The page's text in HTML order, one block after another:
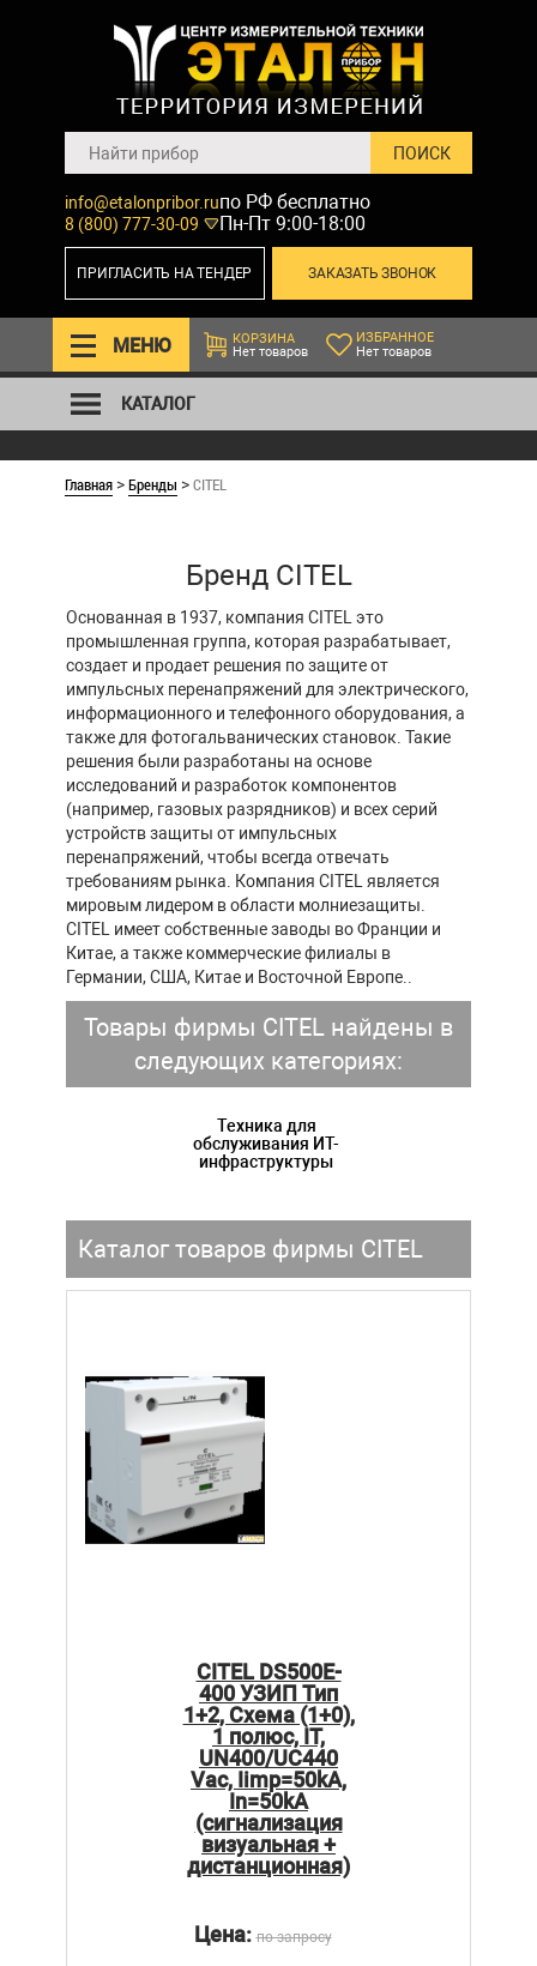
info@etalonpribor.ru
8 (800) 777-30-09
по РФ бесплатно
Пн-Пт 9:00-18:00
ЗАКАЗАТЬ ЗВОНОК
ПРИГЛАСИТЬ НА ТЕНДЕР
МЕНЮ
КОРЗИНА
Нет товаров
ИЗБРАННОЕ
Нет товаров
КАТАЛОГ
Главная >Бренды >CITEL
Бренд CITEL
Основанная в 1937, компания CITEL это
промышленная группа, которая разрабатывает,
создает и продает решения по защите от
импульсных перенапряжений для электрического,
информационного и телефонного оборудования, а
также для фотогальванических становок. Такие
решения были разработаны на основе
исследований и разработок компонентов
(например, газовых разрядников) и всех серий
устройств защиты от импульсных
перенапряжений, чтобы всегда отвечать
требованиям рынка. Компания CITEL является
мировым лидером в области молниезащиты.
CITEL имеет собственные заводы во Франции и
Китае, а также коммерческие филиалы в
Германии, США, Китае и Восточной Европе..
Товары фирмы CITEL найдены в
следующих категориях:
Техника для
обслуживания ИТ-
инфраструктуры
Каталог товаров фирмы CITEL
CITEL DS500E-
400 УЗИП Тип
1+2, Схема (1+0),
1 полюс, IT,
UN400/UC440
Vac, Iimp=50kA,
In=50kA
(сигнализация
визуальная +
дистанционная)
Цена:по запросу